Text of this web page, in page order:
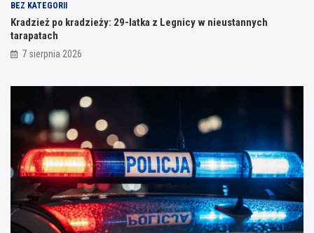
BEZ KATEGORII
Kradzież po kradzieży: 29-latka z Legnicy w nieustannych
tarapatach
7 sierpnia 2026